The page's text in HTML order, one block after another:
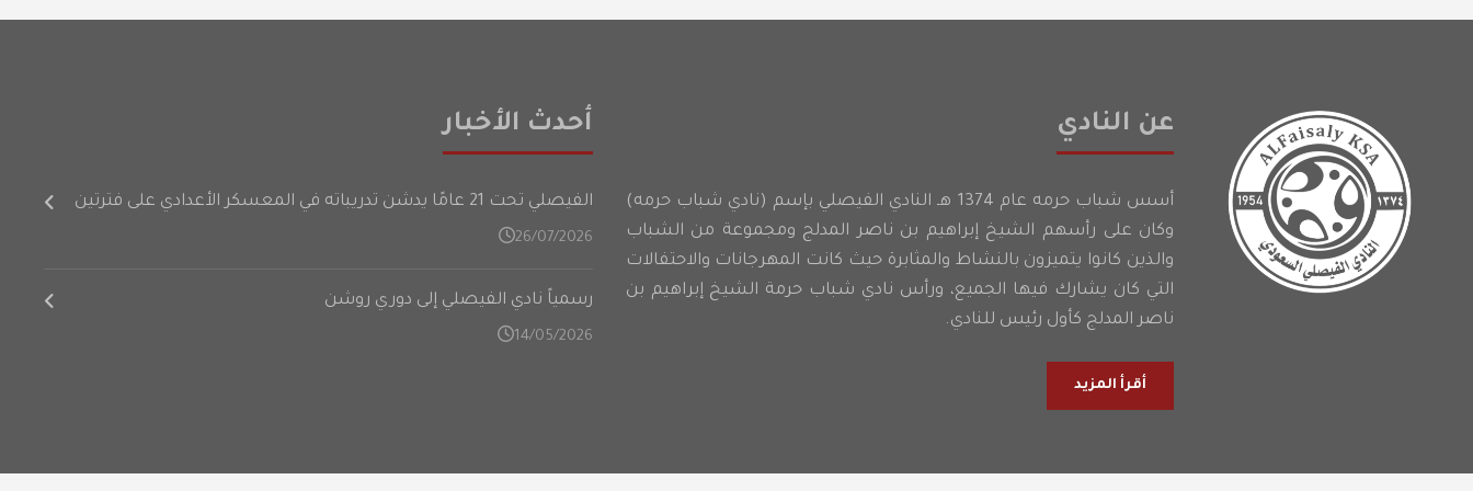
عن النادي
أسس شباب حرمه عام 1374 هـ النادي الفيصلي بإسم (نادي شباب حرمه)
وكان على رأسهم الشيخ إبراهيم بن ناصر المدلج ومجموعة من الشباب
والذين كانوا يتميزون بالنشاط والمثابرة حيث كانت المهرجانات والاحتفالات
التي كان يشارك فيها الجميع، ورأس نادي شباب حرمة الشيخ إبراهيم بن
ناصر المدلج كأول رئيس للنادي.
أقرأ المزيد
أحدث الأخبار
الفيصلي تحت 21 عامًا يدشن تدريباته في المعسكر الأعدادي على فترتين
26/07/2026
رسمياً نادي الفيصلي إلى دوري روشن
14/05/2026